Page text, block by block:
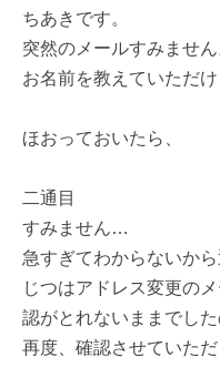
ちあきです。
突然のメールすみません
お名前を教えていただけ
ほおっておいたら、
二通目
すみません…
急すぎてわからないか
じつはアドレス変更の
認がとれないままでした
再度、確認させていただ